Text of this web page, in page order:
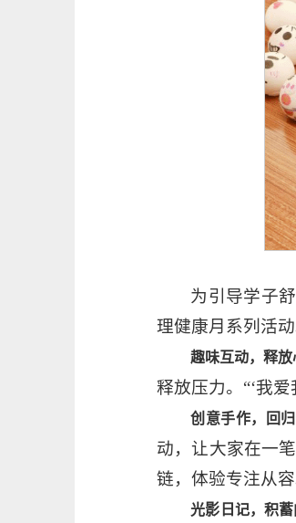
为引导学子
理健康月系列活动
趣味互动，释
释放压力。“‘我
创意手作，回归
动，让大家在一
链，体验专注从
光影日记，积蓄